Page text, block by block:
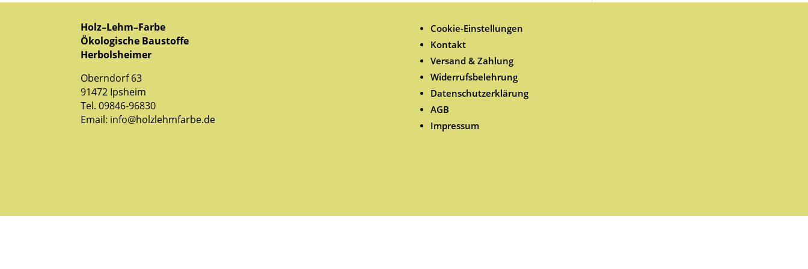
Holz–Lehm–Farbe
Ökologische Baustoffe
Herbolsheimer
Oberndorf 63
91472 Ipsheim
Tel. 09846-96830
Email: info@holzlehmfarbe.de
Cookie-Einstellungen
Kontakt
Versand & Zahlung
Widerrufsbelehrung
Datenschutzerklärung
AGB
Impressum